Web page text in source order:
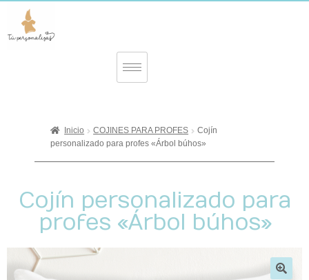
Inicio COJINES PARA PROFES
Cojín
personalizado para profes «Árbol búhos»
Cojín personalizado para
profes «Árbol búhos»